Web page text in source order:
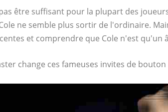
être suffisant pour la plupart des
ne semble plus sortir de l'ordinaire.
et comprendre que Cole n'est qu'un
change ces fameuses invites de